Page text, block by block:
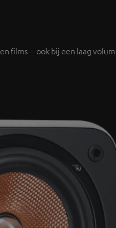
films – ook bij een laag